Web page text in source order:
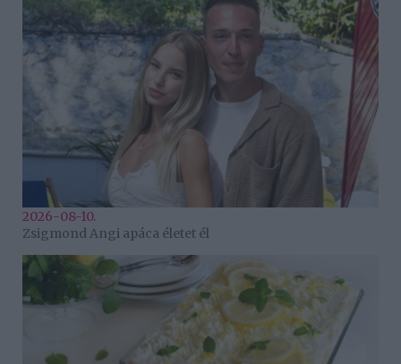
2026-08-10.
Zsigmond Angi apáca életet él